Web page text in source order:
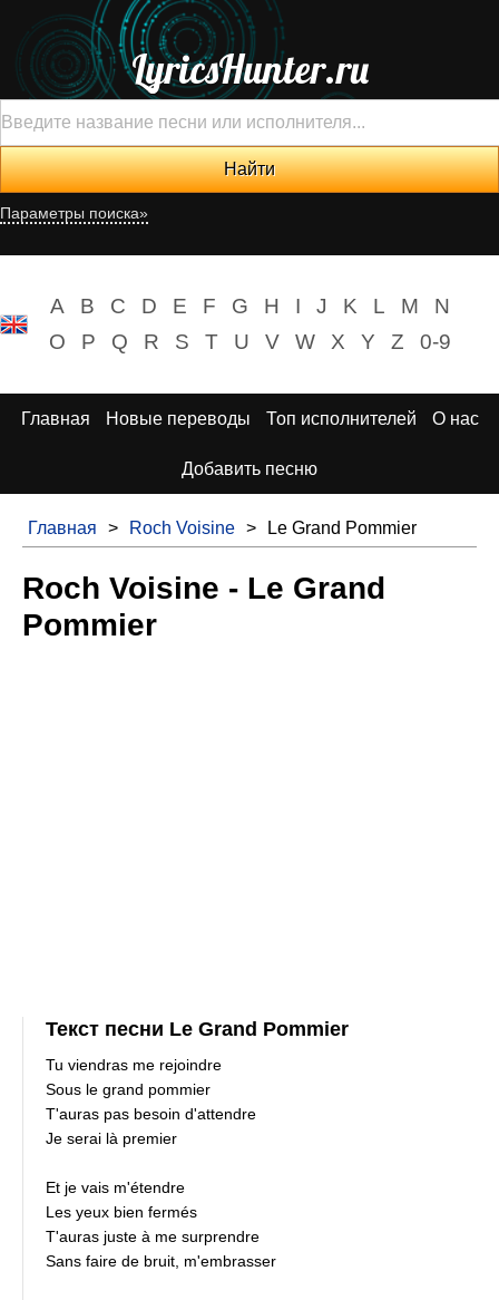
LyricsHunter.ru
Параметры поиска»
A B C D E F G H I J K L M
N
O
P Q R S T U V W X Y Z 0-9
Главная Новые переводы Топ исполнителей О нас
Добавить песню
Главная > Roch Voisine > Le Grand Pommier
Roch Voisine - Le Grand
Pommier
Текст песни Le Grand Pommier
Tu viendras me rejoindre
Sous le grand pommier
T'auras pas besoin d'attendre
Je serai là premier
Et je vais m'étendre
Les yeux bien fermés
T'auras juste à me surprendre
Sans faire de bruit, m'embrasser